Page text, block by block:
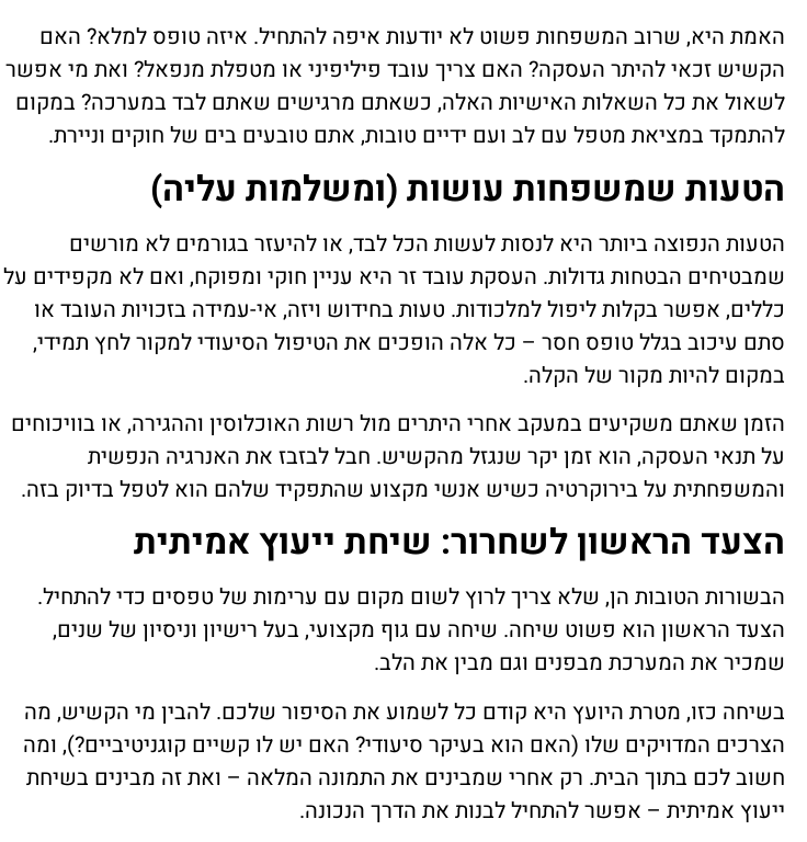
האמת היא, שרוב המשפחות פשוט לא יודעות איפה להתחיל. איזה טופס למלא? האם
הקשיש זכאי להיתר העסקה? האם צריך עובד פיליפיני או מטפלת מנפאל? ואת מי אפשר
לשאול את כל השאלות האישיות האלה, כשאתם מרגישים שאתם לבד במערכה? במקום
להתמקד במציאת מטפל עם לב ועם ידיים טובות, אתם טובעים בים של חוקים וניירת.
הטעות שמשפחות עושות (ומשלמות עליה)
הטעות הנפוצה ביותר היא לנסות לעשות הכל לבד, או להיעזר בגורמים לא מורשים
שמבטיחים הבטחות גדולות. העסקת עובד זר היא עניין חוקי ומפוקח, ואם לא מקפידים על
כללים, אפשר בקלות ליפול למלכודות. טעות בחידוש ויזה, אי-עמידה בזכויות העובד או
סתם עיכוב בגלל טופס חסר – כל אלה הופכים את הטיפול הסיעודי למקור לחץ תמידי,
במקום להיות מקור של הקלה.
הזמן שאתם משקיעים במעקב אחרי היתרים מול רשות האוכלוסין וההגירה, או בוויכוחים
על תנאי העסקה, הוא זמן יקר שנגזל מהקשיש. חבל לבזבז את האנרגיה הנפשית
והמשפחתית על בירוקרטיה כשיש אנשי מקצוע שהתפקיד שלהם הוא לטפל בדיוק בזה.
הצעד הראשון לשחרור: שיחת ייעוץ אמיתית
הבשורות הטובות הן, שלא צריך לרוץ לשום מקום עם ערימות של טפסים כדי להתחיל.
הצעד הראשון הוא פשוט שיחה. שיחה עם גוף מקצועי, בעל רישיון וניסיון של שנים,
שמכיר את המערכת מבפנים וגם מבין את הלב.
בשיחה כזו, מטרת היועץ היא קודם כל לשמוע את הסיפור שלכם. להבין מי הקשיש, מה
הצרכים המדויקים שלו (האם הוא בעיקר סיעודי? האם יש לו קשיים קוגניטיביים?), ומה
חשוב לכם בתוך הבית. רק אחרי שמבינים את התמונה המלאה – ואת זה מבינים בשיחת
ייעוץ אמיתית – אפשר להתחיל לבנות את הדרך הנכונה.